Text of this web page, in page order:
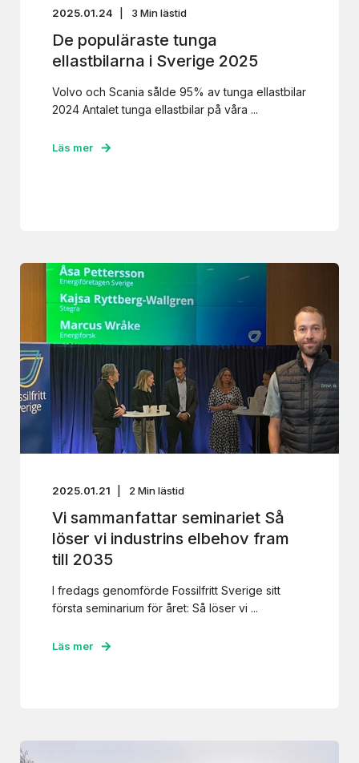
2025.01.24 3 Min lästid
De populäraste tunga
ellastbilarna i Sverige 2025
Volvo och Scania sålde 95% av tunga ellastbilar
2024 Antalet tunga ellastbilar på våra ...
Läs mer
2025.01.21 2 Min lästid
Vi sammanfattar seminariet Så
löser vi industrins elbehov fram
till 2035
I fredags genomförde Fossilfritt Sverige sitt
första seminarium för året: Så löser vi ...
Läs mer